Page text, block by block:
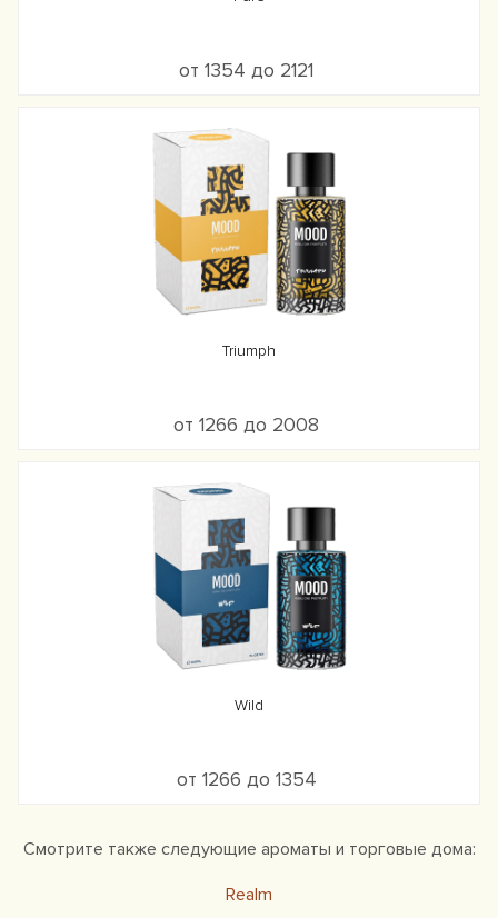
от 1354 до 2121
Triumph
от 1266 до 2008
Wild
от 1266 до 1354
Смотрите также следующие ароматы и торговые дома:
Realm